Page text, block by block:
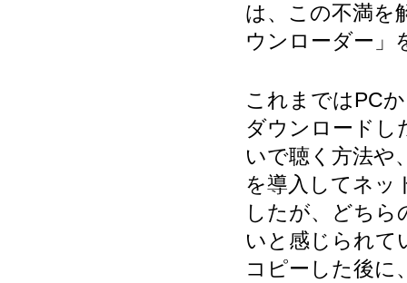
は、この不満を
ウンローダー」
これまではPC
ダウンロードし
いで聴く方法や
を導入してネッ
したが、どちら
いと感じられて
コピーした後に